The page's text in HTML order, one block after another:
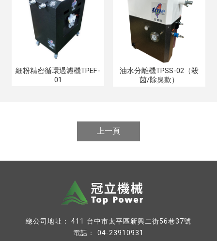
細粉精密循環過濾機TPEF-
01
油水分離機TPSS-02（殺
菌/除臭款）
上一頁
台中市太平區新興二街56巷37號
04-23910931